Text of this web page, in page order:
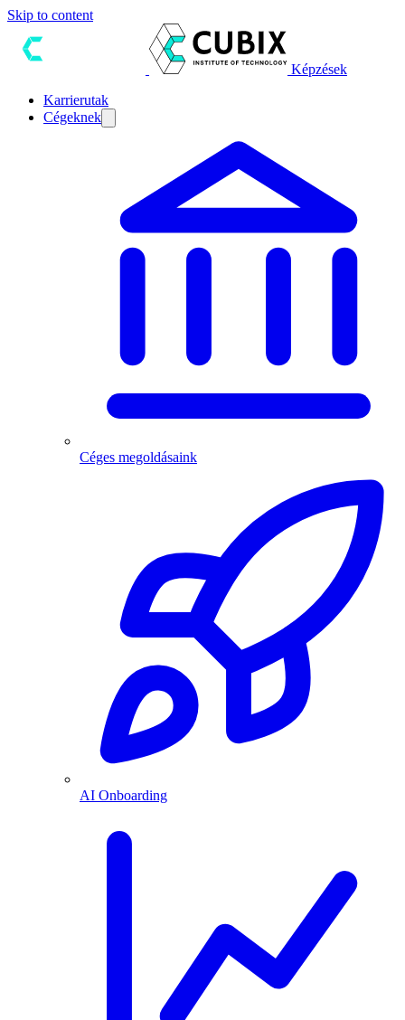
Skip to content
Képzések
Karrierutak
Cégeknek
Céges megoldásaink
AI Onboarding